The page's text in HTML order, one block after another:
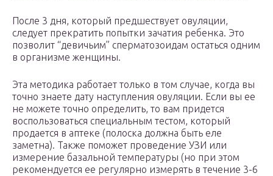
После 3 дня, который предшествует овуляции,
следует прекратить попытки зачатия ребенка. Это
позволит “девичьим” сперматозоидам остаться одним
в организме женщины.
Эта методика работает только в том случае, когда вы
точно знаете дату наступления овуляции. Если вы ее
не можете точно определить, то вам придется
воспользоваться специальным тестом, который
продается в аптеке (полоска должна быть еле
заметна). Также поможет проведение УЗИ или
измерение базальной температуры (но при этом
рекомендуется ее регулярно измерять в течение 3-6